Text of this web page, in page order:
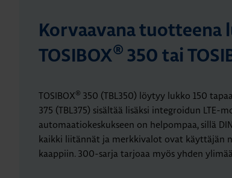
Korvaavana tuotteena
TOSIBOX® 350 tai
TOSIBOX® 350 (TBL350) löytyy lukko 150
375 (TBL375) sisältää lisäksi integroidun
automaatiokeskukseen on helpompaa, sillä
kaikki liitännät ja merkkivalot ovat käyttäjän
kaappiin. 300-sarja tarjoaa myös yhden